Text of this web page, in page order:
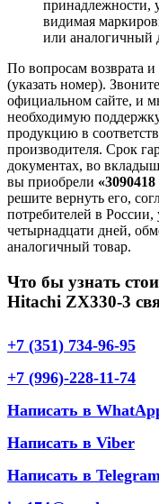
принадлежности,
видимая
или аналогичный
По вопросам возврата
(указать номер).
официальном сайте, и
необходимую
продукцию в
производителя. Срок
документах, во
вы приобрели
решите вернуть его,
потребителей в России,
четырнадцати дней,
аналогичный товар.
Что бы узнать
Hitachi ZX330-3
+7 (351) 734-96-95
+7 (996)-228-11-74
Написать в
Написать в Viber
Написать в Telegram